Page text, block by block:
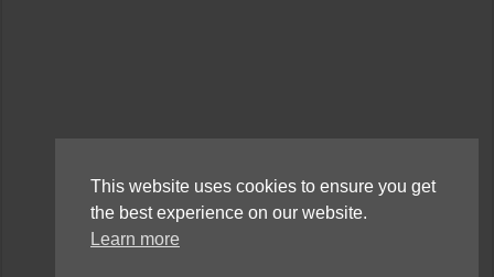
This website uses cookies to ensure you get
the best experience on our website.
Learn more